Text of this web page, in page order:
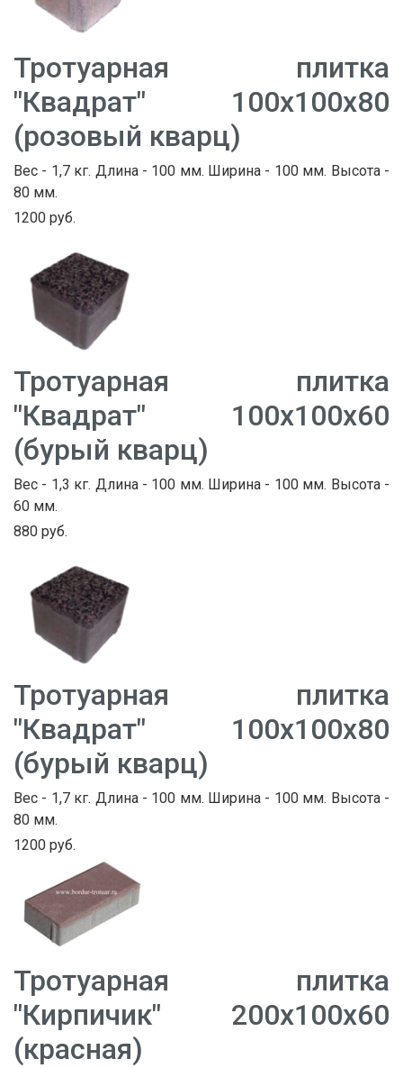
Тротуарная плитка
"Квадрат" 100х100х80
(розовый кварц)
Вес - 1,7 кг. Длина - 100 мм. Ширина - 100 мм. Высота -
80 мм.
1200 руб.
Тротуарная плитка
"Квадрат" 100х100х60
(бурый кварц)
Вес - 1,3 кг. Длина - 100 мм. Ширина - 100 мм. Высота -
60 мм.
880 руб.
Тротуарная плитка
"Квадрат" 100х100х80
(бурый кварц)
Вес - 1,7 кг. Длина - 100 мм. Ширина - 100 мм. Высота -
80 мм.
1200 руб.
Тротуарная плитка
"Кирпичик" 200х100х60
(красная)